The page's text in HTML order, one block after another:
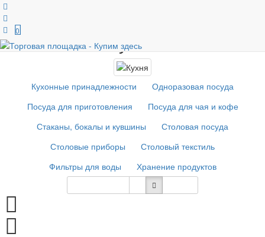
0 Кухня
Кухонные принадлежности
Одноразовая посуда
Посуда для приготовления
Посуда для чая и кофе
Стаканы, бокалы и кувшины
Столовая посуда
Столовые приборы
Столовый текстиль
Фильтры для воды
Хранение продуктов